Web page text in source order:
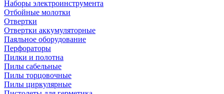
Наборы электроинструмента
Отбойные молотки
Отвертки
Отвертки аккумуляторные
Паяльное оборудование
Перфораторы
Пилки и полотна
Пилы сабельные
Пилы торцовочные
Пилы циркулярные